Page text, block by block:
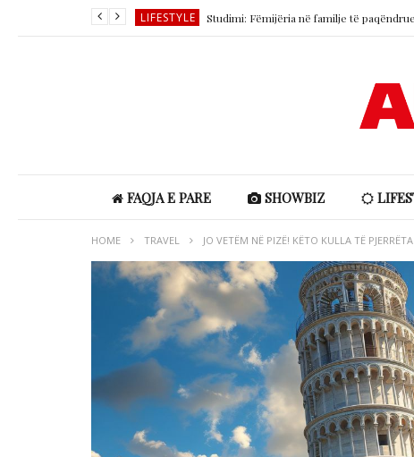
LIFESTYLE
LIFESTYLE
FAQJA E PARE SHOWBIZ
HOME TRAVEL JO VETËM NË PIZË! KËTO KULLA TË